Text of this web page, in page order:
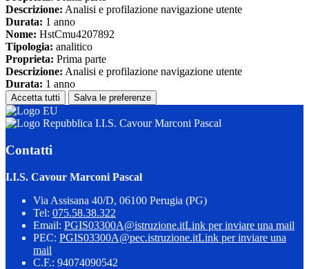
Descrizione: Analisi e profilazione navigazione utente
Durata: 1 anno
Nome: HstCmu4207892
Tipologia: analitico
Proprieta: Prima parte
Descrizione: Analisi e profilazione navigazione utente
Durata: 1 anno
Accetta tutti Salva le preferenze
I.I.S. Cavour Marconi Pascal
Contatti
I.I.S. Cavour Marconi Pascal
Via Assisana 40/D, 06100 Perugia (PG)
Tel: 075.58.38.322
Email: PGIS03300A@istruzione.itLink per inviare una mail
PEC: PGIS03300A@pec.istruzione.itLink per inviare una
mail
C.F.: 94074090542